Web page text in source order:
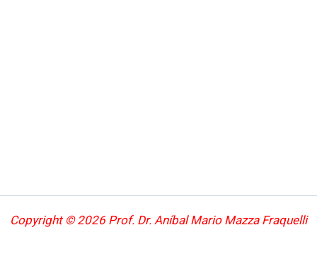
Copyright © 2026 Prof. Dr. Aníbal Mario Mazza Fraquelli